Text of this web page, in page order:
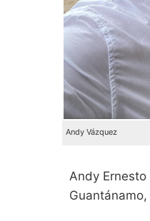
Andy Vázquez
Andy
Guantánamo,